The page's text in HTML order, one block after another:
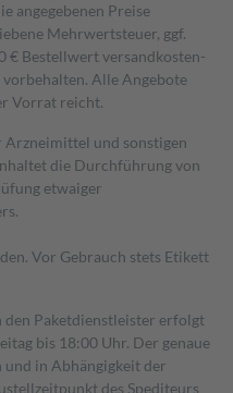
angegebenen Preise
Mehrwertsteuer, ggf.
€ Bestell­wert versand­kosten­
Alle Angebote
Vorrat reicht.
Arzneimittel und sonstigen
die Durchführung von
etwaiger
Vor Gebrauch stets Etikett
den Paketdienstleister erfolgt
bis 18:00 Uhr. Der genaue
und in Abhängigkeit der
des Spediteurs